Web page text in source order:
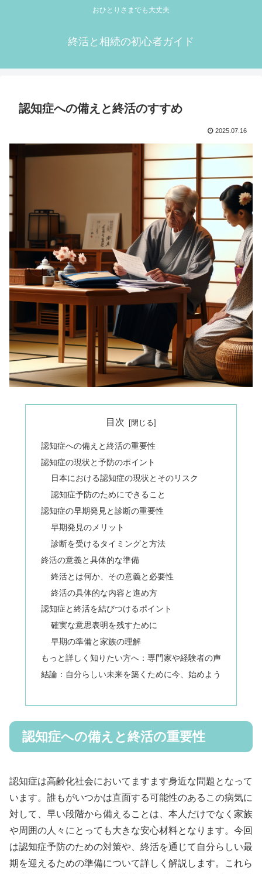
おひとりさまでも大丈夫
終活と相続の初心者ガイド
認知症への備えと終活のすすめ
2025.07.16
目次
認知症への備えと終活の重要性
認知症の現状と予防のポイント
日本における認知症の現状とそのリスク
認知症予防のためにできること
認知症の早期発見と診断の重要性
早期発見のメリット
診断を受けるタイミングと方法
終活の意義と具体的な準備
終活とは何か、その意義と必要性
終活の具体的な内容と進め方
認知症と終活を結びつけるポイント
確実な意思表明を残すために
早期の準備と家族の理解
もっと詳しく知りたい方へ：専門家や経験者の声
結論：自分らしい未来を築くために今、始めよう
認知症への備えと終活の重要性
認知症は高齢化社会においてますます身近な問題となって
います。誰もがいつかは直面する可能性のあるこの病気に
対して、早い段階から備えることは、本人だけでなく家族
や周囲の人々にとっても大きな安心材料となります。今回
は認知症予防のための対策や、終活を通じて自分らしい最
期を迎えるための準備について詳しく解説します。これら